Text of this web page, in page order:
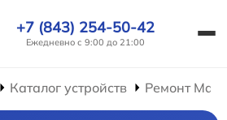
+7 (843) 254-50-42
Ежедневно с 9:00 до 21:00
Каталог устройств Ремонт